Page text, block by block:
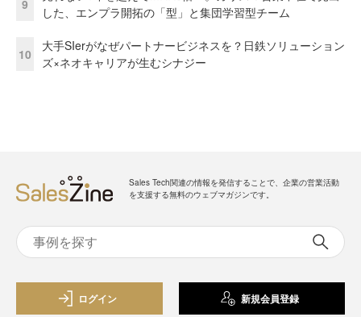
9
した、エンプラ開拓の「型」と集団学習型チーム
10
大手SIerがなぜパートナービジネスを？日鉄ソリューション
ズ×ネオキャリアが生むシナジー
Sales Tech関連の情報を発信することで、企業の営業活動
を支援する無料のウェブマガジンです。
ログイン 新規会員登録